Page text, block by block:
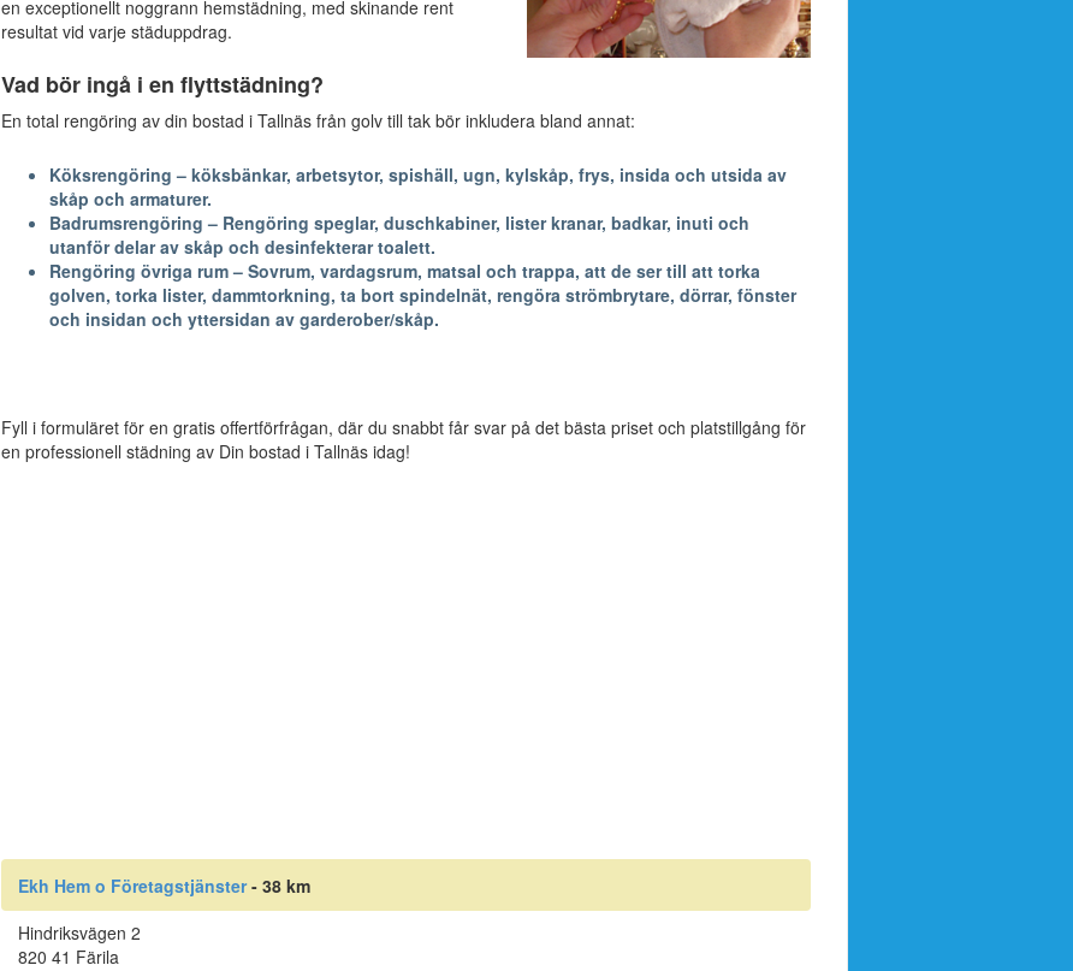
en exceptionellt noggrann hemstädning, med skinande rent
resultat vid varje städuppdrag.
Vad bör ingå i en flyttstädning?
En total rengöring av din bostad i Tallnäs från golv till tak bör inkludera bland annat:
Köksrengöring – köksbänkar, arbetsytor, spishäll, ugn, kylskåp, frys, insida och utsida av
skåp och armaturer.
Badrumsrengöring – Rengöring speglar, duschkabiner, lister kranar, badkar, inuti och
utanför delar av skåp och desinfekterar toalett.
Rengöring övriga rum – Sovrum, vardagsrum, matsal och trappa, att de ser till att torka
golven, torka lister, dammtorkning, ta bort spindelnät, rengöra strömbrytare, dörrar, fönster
och insidan och yttersidan av garderober/skåp.
Fyll i formuläret för en gratis offertförfrågan, där du snabbt får svar på det bästa priset och platstillgång för
en professionell städning av Din bostad i Tallnäs idag!
Ekh Hem o Företagstjänster- 38 km
Hindriksvägen 2
820 41 Färila